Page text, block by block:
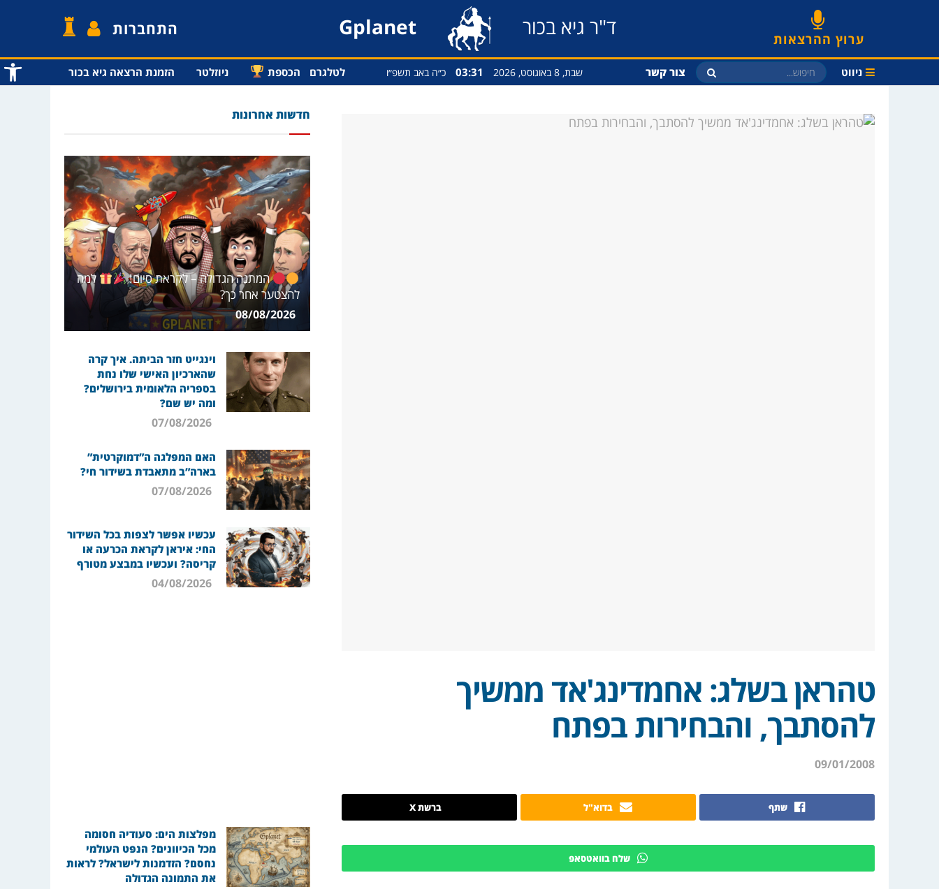
פתח
ערוץ ההרצאות ד"ר גיא בכור Gplanet התחברות
ניווט צור קשר שבת, 8 באוגוסט, 2026 03:31 כ״ה באב תשפ״ו לטלגרם הכספת ניוזלטר הזמנת הרצאה גיא בכור
טהראן בשלג: אחמדינג'אד ממשיך
להסתבך, והבחירות בפתח
09/01/2008
שתף בדוא"ל ברשת X
שלח בוואטסאפ
חדשות אחרונות
המתנה הגדולה – לקראת סיום!
למה
להצטער אחר כך?
08/08/2026
וינגייט חזר הביתה. איך קרה
שהארכיון האישי שלו נחת
בספריה הלאומית בירושלים?
ומה יש שם?
07/08/2026
האם המפלגה ה”דמוקרטית”
בארה”ב מתאבדת בשידור חי?
07/08/2026
עכשיו אפשר לצפות בכל השידור
החי: איראן לקראת הכרעה או
קריסה? ועכשיו במבצע מטורף
04/08/2026
מפלצות הים: סעודיה חסומה
מכל הכיוונים? הנפט העולמי
נחסם? הזדמנות לישראל? לראות
את התמונה הגדולה